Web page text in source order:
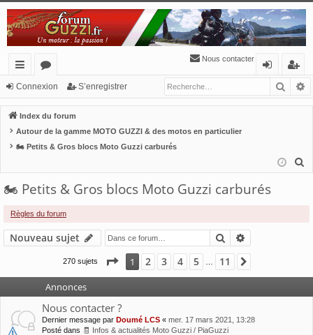
cc
ès
ra
pi
de
or
u
m
s
Nous contacter
n
o
n
’e
nr
re
Connexion S’enregistrer
Index du forum
Autour de la gamme MOTO GUZZI & des motos en particulier
🏍 Petits & Gros blocs Moto Guzzi carburés
🏍 Petits & Gros blocs Moto Guzzi carburés
Règles du forum
Nouveau sujet Rechercher
270 sujets Page 1sur 11
1 2 3 4 5 11
Annonces
Nous contacter ?
Dernier message par Doumé LCS « mer. 17 mars 2021, 13:28
Posté dans 🧾 Infos & actualités Moto Guzzi / PiaGuzzi